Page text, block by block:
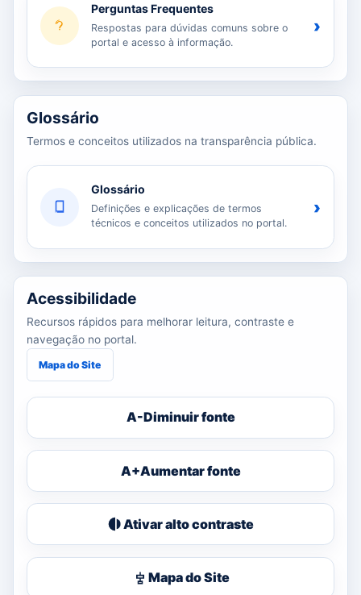
Perguntas Frequentes
Respostas para dúvidas comuns sobre o
portal e acesso à informação.
›
Glossário
Termos e conceitos utilizados na transparência pública.
Glossário
Definições e explicações de termos
técnicos e conceitos utilizados no portal.
›
Acessibilidade
Recursos rápidos para melhorar leitura, contraste e
navegação no portal.
Mapa do Site
A-Diminuir fonte
A+Aumentar fonte
Ativar alto contraste
Mapa do Site